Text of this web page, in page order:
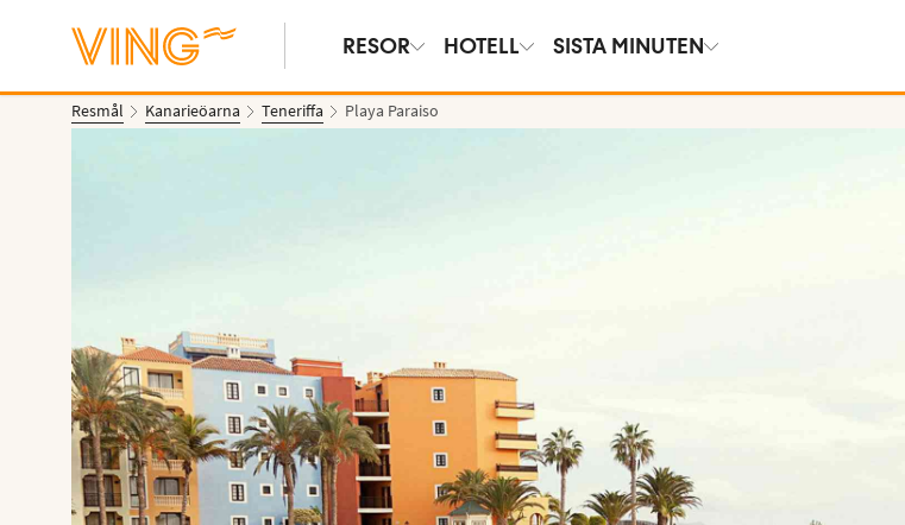
RESOR HOTELL SISTA MINUTEN
Resmål Kanarieöarna Teneriffa Playa Paraiso
Se bilder